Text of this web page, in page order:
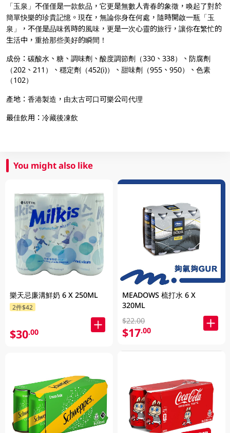
「玉泉」不僅僅是一款飲品，它更是無數人青春的象徵，喚起了對於
簡單快樂的珍貴記憶。現在，無論你身在何處，隨時開啟一瓶「玉
泉」，不僅是品味舊時的風味，更是一次心靈的旅行，讓你在繁忙的
生活中，重拾那些美好的瞬間！
成份：碳酸水、糖、調味劑、酸度調節劑（330、338）、防腐劑
（202、211）、穩定劑（452(i)）、甜味劑（955、950）、色素
（102）
產地：香港製造，由太古可口可樂公司代理
最佳飲用：冷藏後凍飲
You might also like
樂天忌廉溝鮮奶 6 X 250ML
2件$42
$30.00
MEADOWS 梳打水 6 X
320ML
$22.00
$17.00